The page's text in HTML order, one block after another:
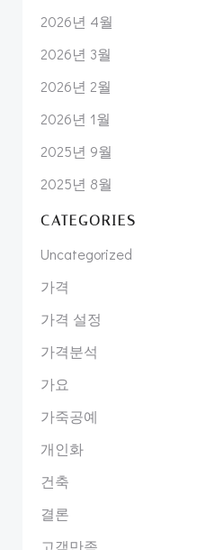
2026년 4월
2026년 3월
2026년 2월
2026년 1월
2025년 9월
2025년 8월
CATEGORIES
Uncategorized
가격
가격 설정
가격분석
가요
가죽공예
개인화
건축
결론
고객만족